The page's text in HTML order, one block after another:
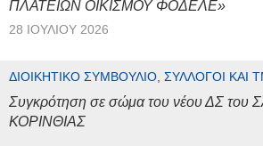
ΠΛΑΤΕΙΩΝ ΟΙΚΙΣΜΟΥ ΦΟΔΕΛΕ»
28 ΙΟΥΛΊΟΥ 2026
ΔΙΟΙΚΗΤΙΚΌ ΣΥΜΒΟΎΛΙΟ, ΣΎΛΛΟΓΟΙ ΚΑΙ
Συγκρότηση σε σώμα του νέου ΔΣ
ΚΟΡΙΝΘΙΑΣ